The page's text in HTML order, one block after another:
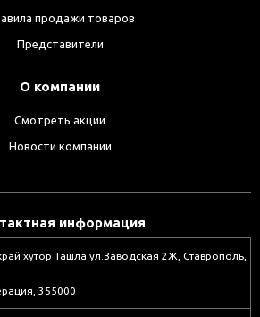
продажи товаров
Представители
О компании
Смотреть акции
Новости компании
информация
хутор Ташла ул.Заводская 2Ж, Ставрополь,
355000